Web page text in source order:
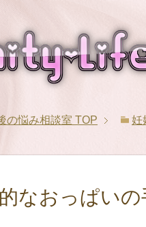
の悩み相談室 TOP 妊
なおっぱい